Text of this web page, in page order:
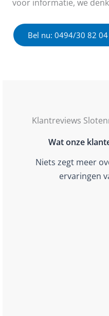
voor informatie, we
Bel nu: 0494/30 82 04
Klantreviews
Wat onze
Niets zegt meer
ervaringen